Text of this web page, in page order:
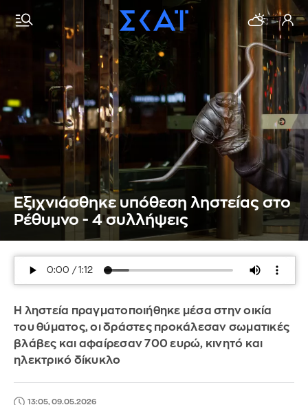
Εξιχνιάσθηκε υπόθεση ληστείας στο
Ρέθυμνο - 4 συλλήψεις
Η ληστεία πραγματοποιήθηκε μέσα στην οικία
του θύματος, οι δράστες προκάλεσαν σωματικές
βλάβες και αφαίρεσαν 700 ευρώ, κινητό και
ηλεκτρικό δίκυκλο
13:05, 09.05.2026